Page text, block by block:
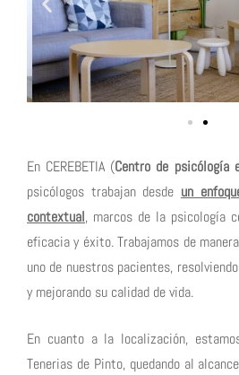
En CEREBETIA (Centro de psicólogía
psicólogos trabajan desde un
contextual, marcos de la psicología
eficacia y éxito. Trabajamos de
uno de nuestros pacientes,
y mejorando su calidad de vida.
En cuanto a la localización,
Tenerias de Pinto, quedando al